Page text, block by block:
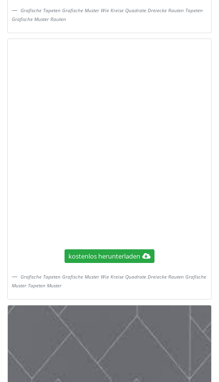
Grafische Tapeten Grafische Muster Wie Kreise Quadrate Dreiecke Rauten Tapeten
Grafische Muster Rauten
kostenlos herunterladen
Grafische Tapeten Grafische Muster Wie Kreise Quadrate Dreiecke Rauten Grafische
Muster Tapeten Muster